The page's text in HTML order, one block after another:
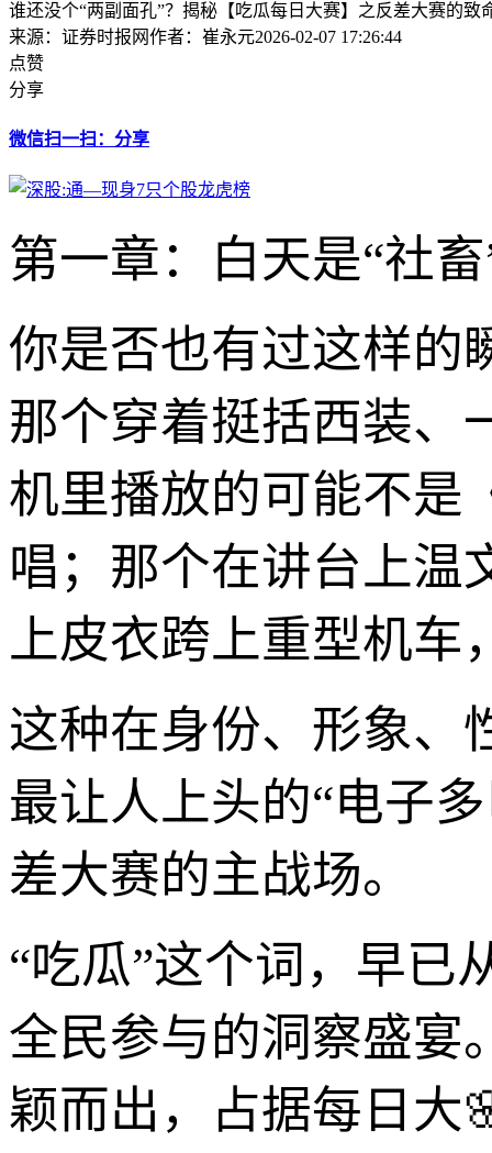
谁还没个“两副面孔”？揭秘【吃瓜每日大赛】之反差大赛的致
来源：证券时报网作者：崔永元2026-02-07 17:26:44
点赞
分享
微信扫一扫：分享
第一章：白天是“社
你是否也有过这样的
那个穿着挺括西装、
机里播放的可能不是
唱；那个在讲台上温
上皮衣跨上重型机车
这种在身份、形象、
最让人上头的“电子
差大赛的主战场。
“吃瓜”这个词，早已
全民参与的洞察盛宴
颖而出，占据每日大